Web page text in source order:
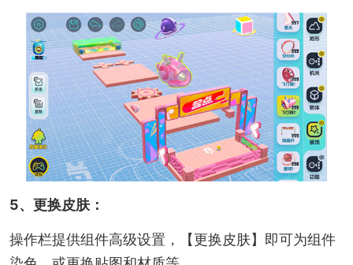
5、更换皮肤：
操作栏提供组件高级设置，【更换皮肤】即可为组件